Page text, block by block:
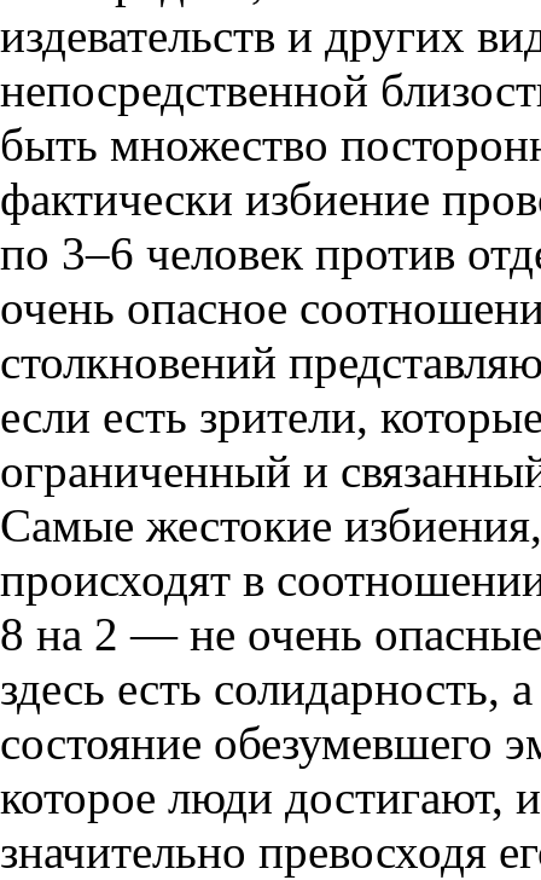
издевательств и других
непосредственной
быть множество
фактически избиение
по 3–6 человек против
очень опасное
столкновений
если есть зрители,
ограниченный и
Самые жестокие
происходят в
8 на 2 — не очень
здесь есть солидарность,
состояние обезумевшего
которое люди достигают,
значительно превосходя